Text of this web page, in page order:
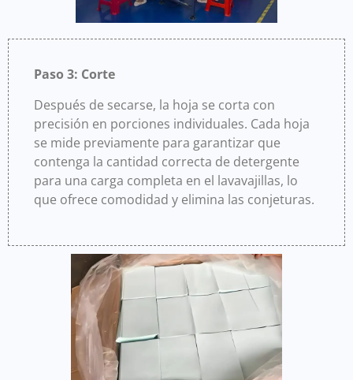
Paso 3: Corte
Después de secarse, la hoja se corta con
precisión en porciones individuales. Cada hoja
se mide previamente para garantizar que
contenga la cantidad correcta de detergente
para una carga completa en el lavavajillas, lo
que ofrece comodidad y elimina las conjeturas.